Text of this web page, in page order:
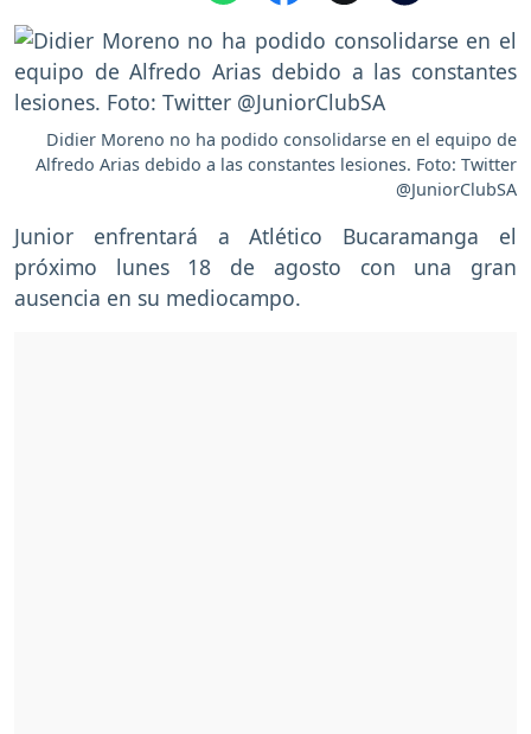
Didier Moreno no ha podido consolidarse en el equipo de
Alfredo Arias debido a las constantes lesiones. Foto: Twitter
@JuniorClubSA
Junior enfrentará a Atlético Bucaramanga el
próximo lunes 18 de agosto con una gran
ausencia en su mediocampo.